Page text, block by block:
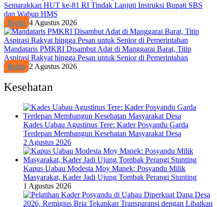
Semarakkan HUT ke-81 RI Tindak Lanjuti Instruksi Bupati SBS
dan Wabup HMS
Berita 4 Agustus 2026
Mandataris PMKRI Disambut Adat di Manggarai Barat, Titip
Aspirasi Rakyat hingga Pesan untuk Senior di Pemerintahan
Berita 2 Agustus 2026
Kesehatan
Kades Uabau Agustinus Tere: Kader Posyandu Garda
Terdepan Membangun Kesehatan Masyarakat Desa
2 Agustus 2026
Kapus Uabau Modesta Moy Manek: Posyandu Milik
Masyarakat, Kader Jadi Ujung Tombak Perangi Stunting
1 Agustus 2026